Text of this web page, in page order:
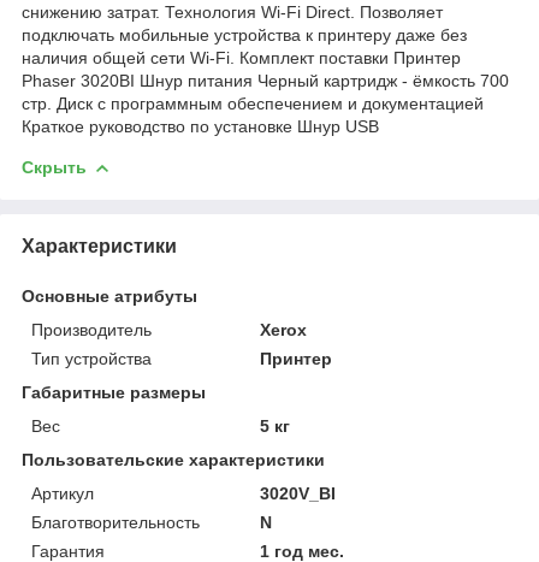
снижению затрат. Технология Wi-Fi Direct. Позволяет
подключать мобильные устройства к принтеру даже без
наличия общей сети Wi-Fi. Комплект поставки Принтер
Phaser 3020BI Шнур питания Черный картридж - ёмкость 700
стр. Диск с программным обеспечением и документацией
Краткое руководство по установке Шнур USB
Скрыть
Характеристики
Основные атрибуты
Производитель
Xerox
Тип устройства
Принтер
Габаритные размеры
Вес
5 кг
Пользовательские характеристики
Артикул
3020V_BI
Благотворительность
N
Гарантия
1 год мес.